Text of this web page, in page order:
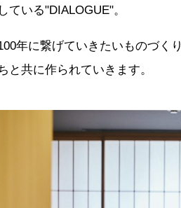
ている"DIALOGUE"。
年に繋げていきたいものづく
と共に作られていきます。